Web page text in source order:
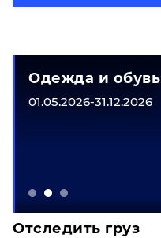
Одежда и обувь
01.05.2026-31.12.2026
Отследить груз